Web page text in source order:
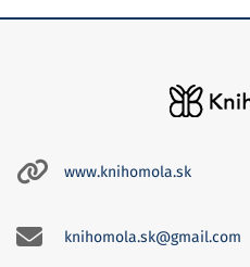
www.knihomola.sk
knihomola.sk@gmail.com